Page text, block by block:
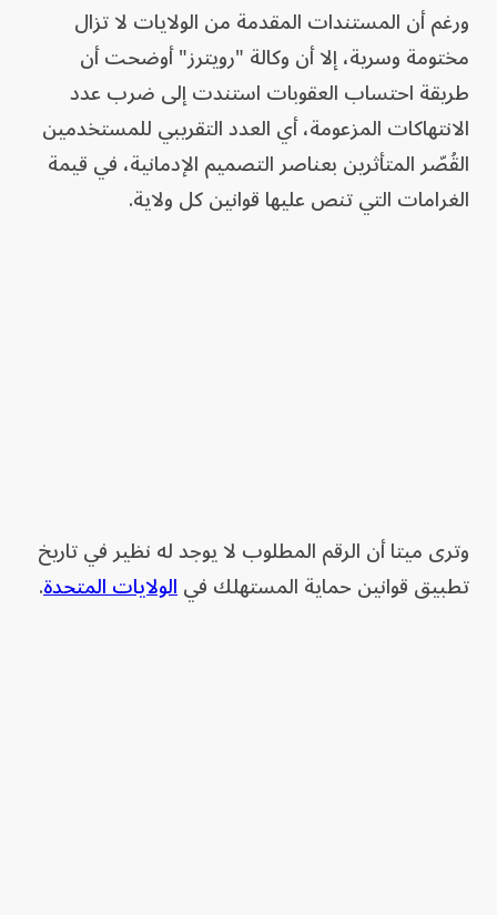
ورغم أن المستندات المقدمة من الولايات لا تزال
مختومة وسرية، إلا أن وكالة "رويترز" أوضحت أن
طريقة احتساب العقوبات استندت إلى ضرب عدد
الانتهاكات المزعومة، أي العدد التقريبي للمستخدمين
القُصّر المتأثرين بعناصر التصميم الإدمانية، في قيمة
الغرامات التي تنص عليها قوانين كل ولاية.
وترى ميتا أن الرقم المطلوب لا يوجد له نظير في تاريخ
تطبيق قوانين حماية المستهلك فيالولايات المتحدة.